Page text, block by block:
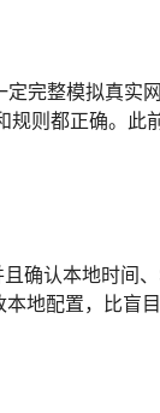
完整模拟真实
规则都正确。此
确认本地时间、
地配置，比盲目